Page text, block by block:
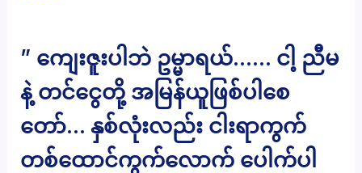
” ကျေးဇူးပါဘဲ ဥမ္မာရယ်…… ငါ့ ညီမ
နဲ့ တင်ငွေတို့ အမြန်ယူဖြစ်ပါစေ
တော်… နှစ်လုံးလည်း ငါးရာကွက်
တစ်ထောင်ကွက်လောက် ပေါက်ပါ